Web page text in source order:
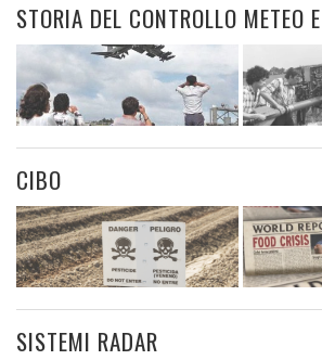
STORIA DEL CONTROLLO METEO
CIBO
SISTEMI RADAR